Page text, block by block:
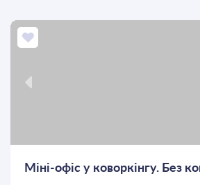
Міні-офіс у коворкінгу. Без